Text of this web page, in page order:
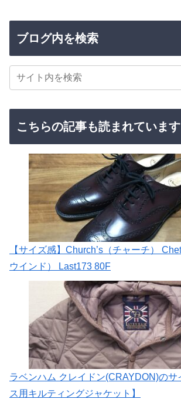
ブログ内を検索
こちらの記事も読まれています
【サイズ感】Church’s（チャーチ）
ウインド） Last173 80F
ラベンハム クレイドン(CRAYDON)のサ
ス用キルティングジャケット】